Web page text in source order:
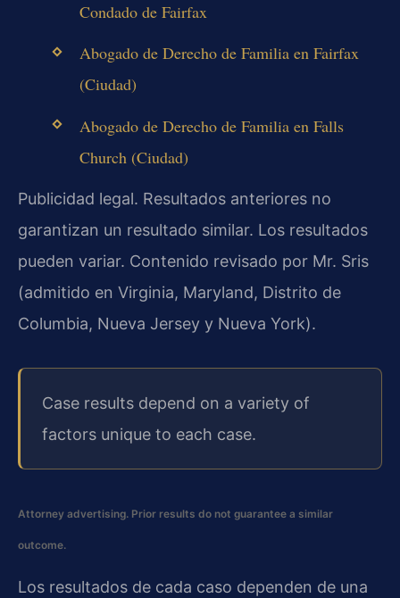
Condado de Fairfax
Abogado de Derecho de Familia en Fairfax
(Ciudad)
Abogado de Derecho de Familia en Falls
Church (Ciudad)
Publicidad legal. Resultados anteriores no
garantizan un resultado similar. Los resultados
pueden variar. Contenido revisado por Mr. Sris
(admitido en Virginia, Maryland, Distrito de
Columbia, Nueva Jersey y Nueva York).
Case results depend on a variety of
factors unique to each case.
Attorney advertising. Prior results do not guarantee a similar
outcome.
Los resultados de cada caso dependen de una